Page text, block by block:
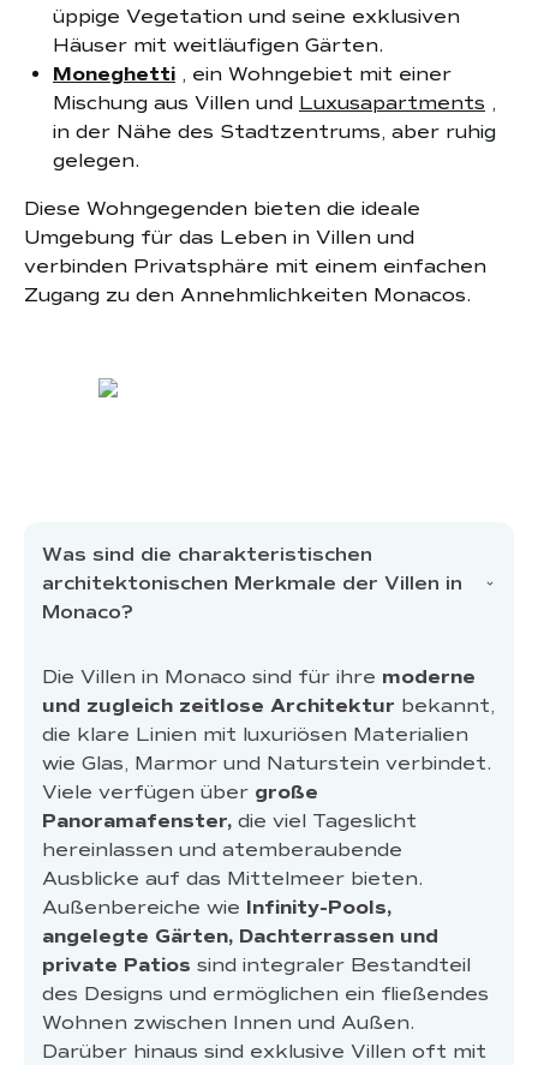
üppige Vegetation und seine exklusiven
Häuser mit weitläufigen Gärten.
Moneghetti , ein Wohngebiet mit einer
Mischung aus Villen und Luxusapartments ,
in der Nähe des Stadtzentrums, aber ruhig
gelegen.
Diese Wohngegenden bieten die ideale
Umgebung für das Leben in Villen und
verbinden Privatsphäre mit einem einfachen
Zugang zu den Annehmlichkeiten Monacos.
Was sind die charakteristischen
architektonischen Merkmale der Villen in
Monaco?
Die Villen in Monaco sind für ihre moderne
und zugleich zeitlose Architektur bekannt,
die klare Linien mit luxuriösen Materialien
wie Glas, Marmor und Naturstein verbindet.
Viele verfügen über große
Panoramafenster, die viel Tageslicht
hereinlassen und atemberaubende
Ausblicke auf das Mittelmeer bieten.
Außenbereiche wie Infinity-Pools,
angelegte Gärten, Dachterrassen und
private Patios sind integraler Bestandteil
des Designs und ermöglichen ein fließendes
Wohnen zwischen Innen und Außen.
Darüber hinaus sind exklusive Villen oft mit